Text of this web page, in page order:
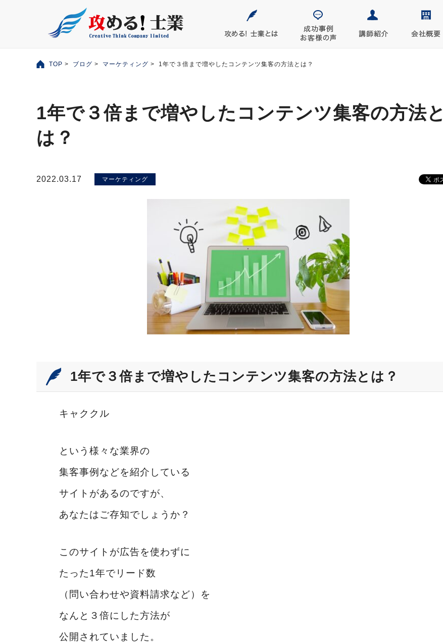
TOP > ブログ > マーケティング > 1年で３倍まで増やしたコンテンツ集客の方法とは？
1年で３倍まで増やしたコンテンツ集客の方法と
は？
2022.03.17 マーケティング
1年で３倍まで増やしたコンテンツ集客の方法とは？
キャククル
という様々な業界の
集客事例などを紹介している
サイトがあるのですが、
あなたはご存知でしょうか？
このサイトが広告を使わずに
たった1年でリード数
（問い合わせや資料請求など）を
なんと３倍にした方法が
公開されていました。